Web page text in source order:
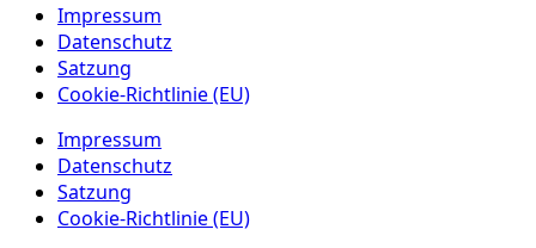
Impressum
Datenschutz
Satzung
Cookie-Richtlinie (EU)
Impressum
Datenschutz
Satzung
Cookie-Richtlinie (EU)